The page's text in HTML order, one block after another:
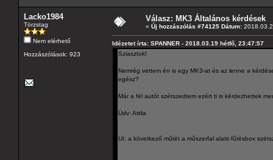
Lacko1984
Törzstag
Nem elérhető
Hozzászólások: 923
Válasz: MK3 Általános kérdések
« Új hozzászólás #74125 Dátum:
Idézetet írta: SPANNER - 2018.03.19 hétfő, 23:47:57
Sziasztok!
Nemrég vettem én is egy MK3-at és az lenne a
egész?
Már a fél autót szétszedtem ezért ti is kérdezhettek
Üdv: Attila
UI: a következő műtét a műszerfal alatti fűtésbox